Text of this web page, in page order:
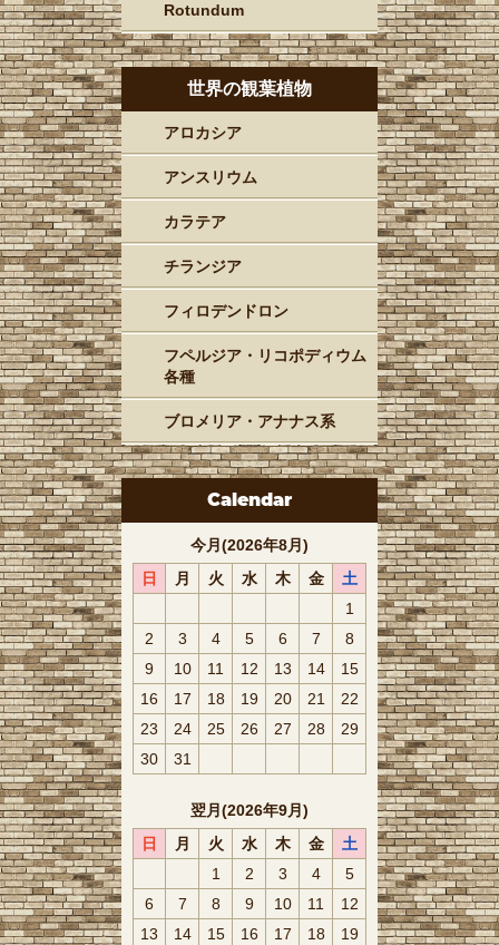
Rotundum
世界の観葉植物
アロカシア
アンスリウム
カラテア
チランジア
フィロデンドロン
フペルジア・リコポディウム
各種
ブロメリア・アナナス系
Calendar
今月(2026年8月)
日
月 火 水 木 金
土
1
2
3 4 5 6 7
8
9
10 11 12 13 14
15
16
17 18 19 20 21
22
23
24 25 26 27 28
29
30
31
翌月(2026年9月)
日
月 火 水 木 金
土
1
2 3 4
5
6
7 8 9 10 11
12
13
14 15 16 17 18 19